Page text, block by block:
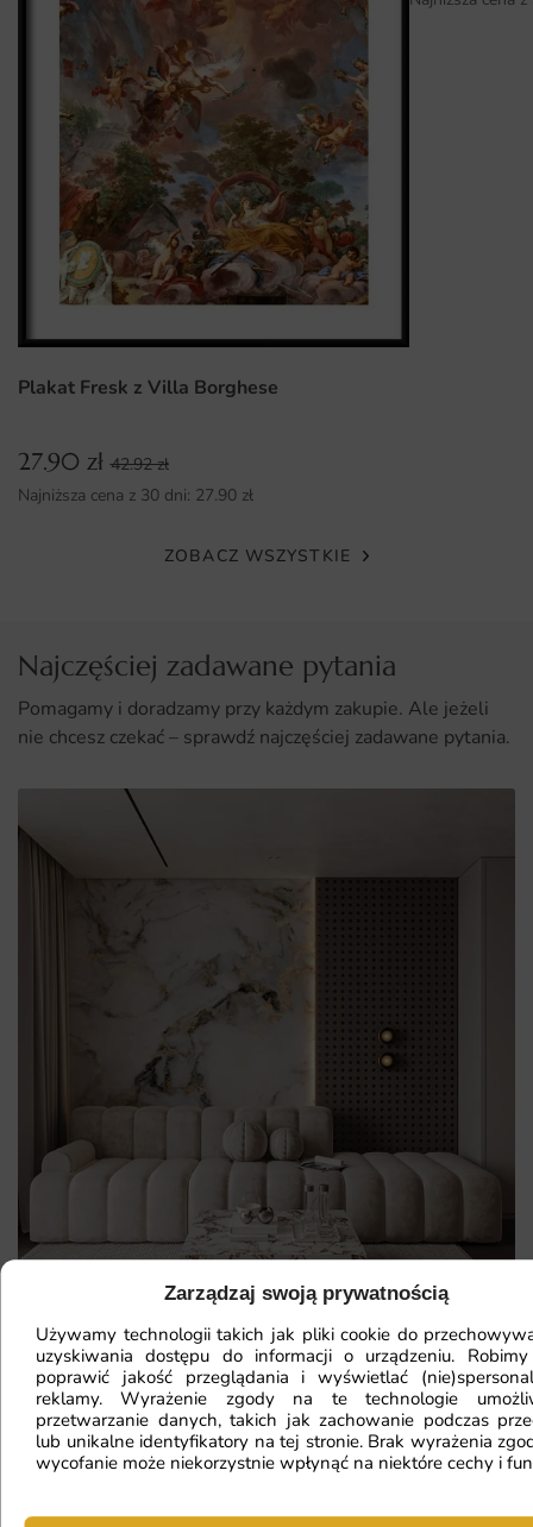
Zarządzaj swoją prywatnością
Używamy technologii takich jak pliki cookie do
uzyskiwania dostępu do informacji o urządzeniu.
poprawić jakość przeglądania i wyświetlać
reklamy. Wyrażenie zgody na te technologie
przetwarzanie danych, takich jak zachowanie podczas
lub unikalne identyfikatory na tej stronie. Brak wyrażenia
wycofanie może niekorzystnie wpłynąć na niektóre cechy i
Wysoka jakość materiałów i druku, co zapewnia
długotrwałe użytkowanie.
Różnorodność wymiarów, pozwalająca na idealne
dopasowanie do każdego pomieszczenia.
Łatwość montażu, dzięki czemu szybko odmieni swoje
wnętrze bez zbędnych problemów.
Plakat Fresk z Villa Borghese
27.90 zł 42.92zł
Najniższa cena z 30 dni: 27.90 zł
ZOBACZ WSZYSTKIE
Najczęściej zadawane pytania
Pomagamy i doradzamy przy każdym zakupie. Ale jeżeli
nie chcesz czekać – sprawdź najczęściej zadawane pytania.
Mam ścianę o nietypowym kształcie,
czy da się na niej położyć
fototapetę?